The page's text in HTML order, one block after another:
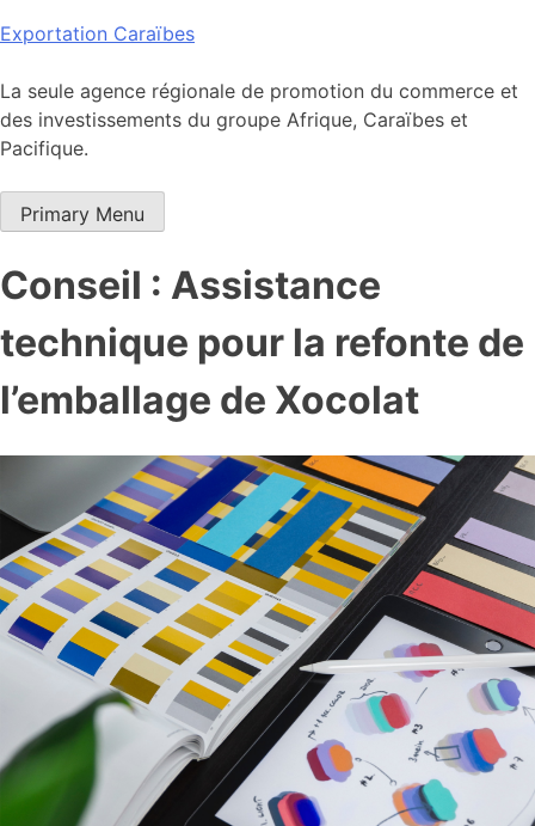
Skip
content
Exportation Caraïbes
La seule agence régionale de promotion du commerce et
des investissements du groupe Afrique, Caraïbes et
Pacifique.
Primary Menu
Conseil : Assistance
technique pour la refonte de
l’emballage de Xocolat